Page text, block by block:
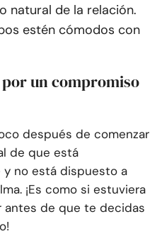
natural de la relación.
estén cómodos con
un compromiso
después de comenzar
de que está
no está dispuesto a
¡Es como si estuviera
antes de que te decidas